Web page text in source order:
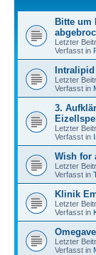
Bitte um
Letzter
Verfasst in
Letzter
Verfasst in
3.
Letzter
Verfasst in
Wish for
Letzter
Verfasst in
Klinik
Letzter
Verfasst in
Letzter
Verfasst in